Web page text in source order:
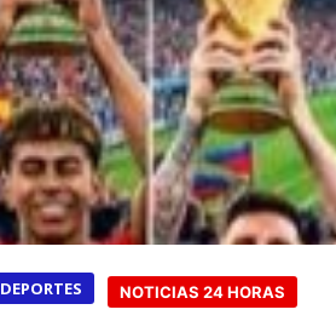
DEPORTES NOTICIAS 24 HORAS